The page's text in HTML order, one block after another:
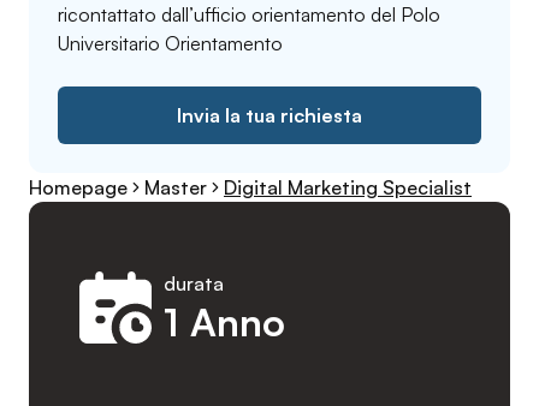
ricontattato dall’ufficio orientamento del Polo
Universitario Orientamento
Invia la tua richiesta
Homepage Master Digital Marketing Specialist
1 Anno
durata